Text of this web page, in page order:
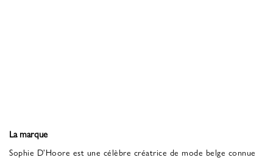
La marque
Sophie D'Hoore est une célèbre créatrice de mode belge connue